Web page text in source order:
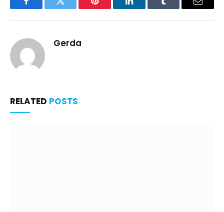
FacebookTwitter Pinterest LinkedInTumblr Email
Gerda
RELATED POSTS